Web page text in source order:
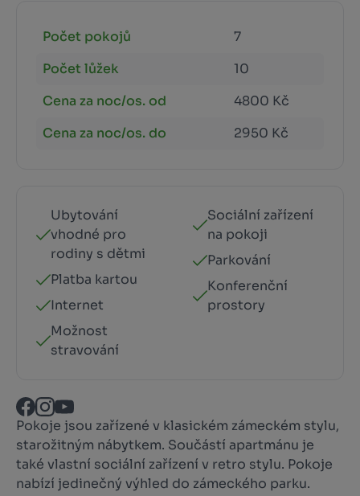
Počet pokojů
7
Počet lůžek
10
Cena za noc/os. od
4800 Kč
Cena za noc/os. do
2950 Kč
Ubytování
vhodné pro
rodiny s dětmi
Platba kartou
Internet
Možnost
stravování
Sociální zařízení
na pokoji
Parkování
Konferenční
prostory
Pokoje jsou zařízené v klasickém zámeckém stylu,
starožitným nábytkem. Součástí apartmánu je
také vlastní sociální zařízení v retro stylu. Pokoje
nabízí jedinečný výhled do zámeckého parku.